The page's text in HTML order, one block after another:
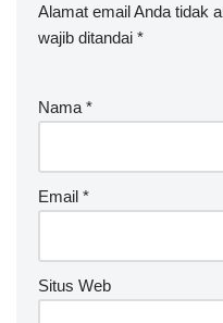
Alamat email Anda tidak
wajib ditandai *
Nama *
Email *
Situs Web